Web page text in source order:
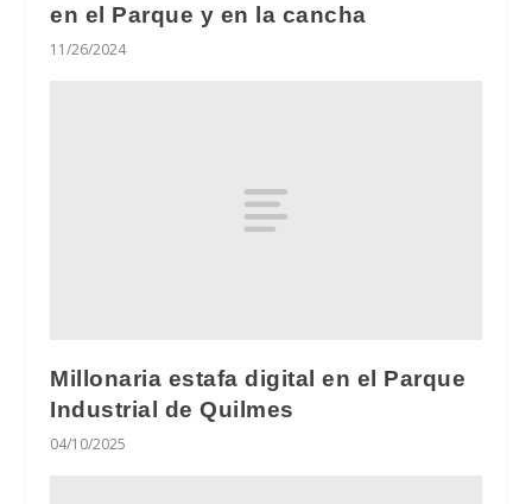
en el Parque y en la cancha
11/26/2024
Millonaria estafa digital en el Parque
Industrial de Quilmes
04/10/2025